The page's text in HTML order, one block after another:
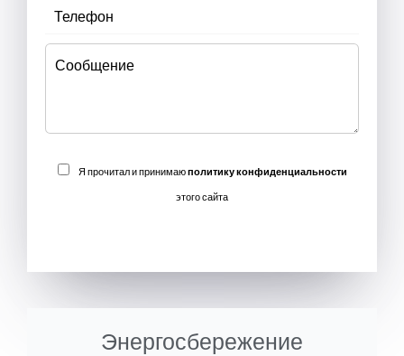
Я прочитал и принимаюполитику конфиденциальности
этого сайта
Энергосбережение